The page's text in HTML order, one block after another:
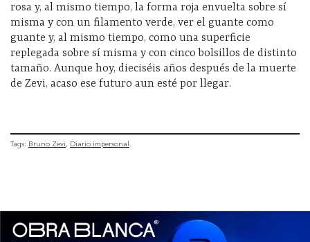
rosa y, al mismo tiempo, la forma roja envuelta sobre sí
misma y con un filamento verde, ver el guante como
guante y, al mismo tiempo, como una superficie
replegada sobre sí misma y con cinco bolsillos de distinto
tamaño. Aunque hoy, dieciséis años después de la muerte
de Zevi, acaso ese futuro aun esté por llegar.
Tags: Bruno Zevi Diario impersonal